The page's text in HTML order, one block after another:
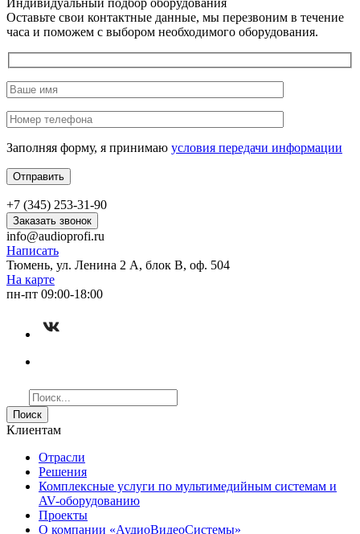
Индивидуальный подбор оборудования
Оставьте свои контактные данные, мы перезвоним в течение
часа и поможем с выбором необходимого оборудования.
Заполняя форму, я принимаю условия передачи информации
+7 (345) 253-31-90
Заказать звонок
info@audioprofi.ru
Написать
Тюмень, ул. Ленина 2 А, блок В, оф. 504
На карте
пн-пт 09:00-18:00
Поиск
Клиентам
Отрасли
Решения
Комплексные услуги по мультимедийным системам и
AV-оборудованию
Проекты
О компании «АудиоВидеоСистемы»